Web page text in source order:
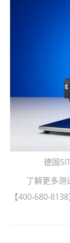
德国
了解更多测试
【400-680-8138